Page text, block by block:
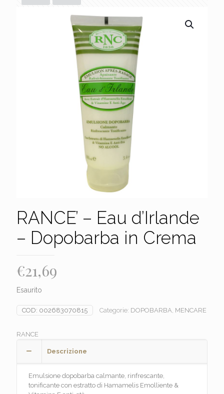
RANCE’ – Eau d’Irlande
– Dopobarba in Crema
€21,69
Esaurito
COD: 002683070815 Categorie: DOPOBARBA, MENCARE
RANCE
Descrizione
Emulsione dopobarba calmante, rinfrescante,
tonificante con estratto di Hamamelis Emolliente &